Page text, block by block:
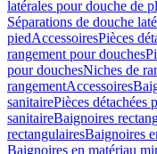
latérales pour douche de
Séparations de douche
piedAccessoiresPièces
rangement pour douches
pour douchesNiches de
rangementAccessoires
sanitairePièces détachées
sanitaireBaignoires
rectangulairesBaignoires
Baignoires en matériau